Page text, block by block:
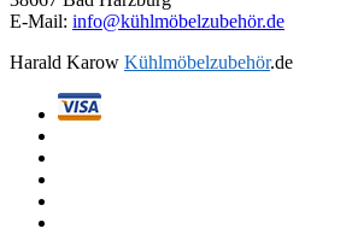
E-Mail: info@kühlmöbelzubehör.de
Harald Karow Kühlmöbelzubehör.de